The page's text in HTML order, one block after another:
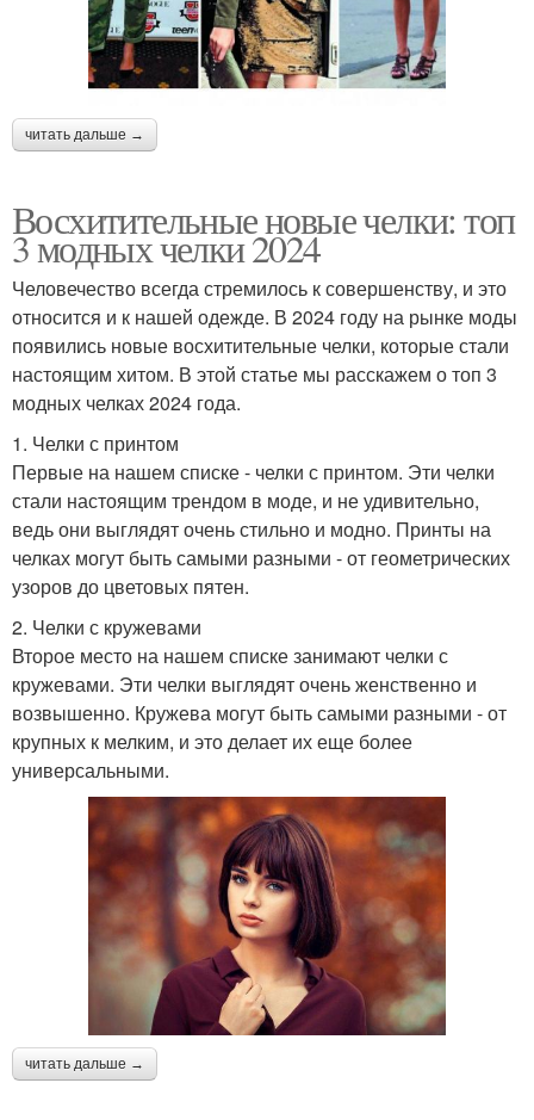
читать дальше →
Восхитительные новые челки: топ
3 модных челки 2024
Человечество всегда стремилось к совершенству, и это
относится и к нашей одежде. В 2024 году на рынке моды
появились новые восхитительные челки, которые стали
настоящим хитом. В этой статье мы расскажем о топ 3
модных челках 2024 года.
1. Челки с принтом
Первые на нашем списке - челки с принтом. Эти челки
стали настоящим трендом в моде, и не удивительно,
ведь они выглядят очень стильно и модно. Принты на
челках могут быть самыми разными - от геометрических
узоров до цветовых пятен.
2. Челки с кружевами
Второе место на нашем списке занимают челки с
кружевами. Эти челки выглядят очень женственно и
возвышенно. Кружева могут быть самыми разными - от
крупных к мелким, и это делает их еще более
универсальными.
читать дальше →